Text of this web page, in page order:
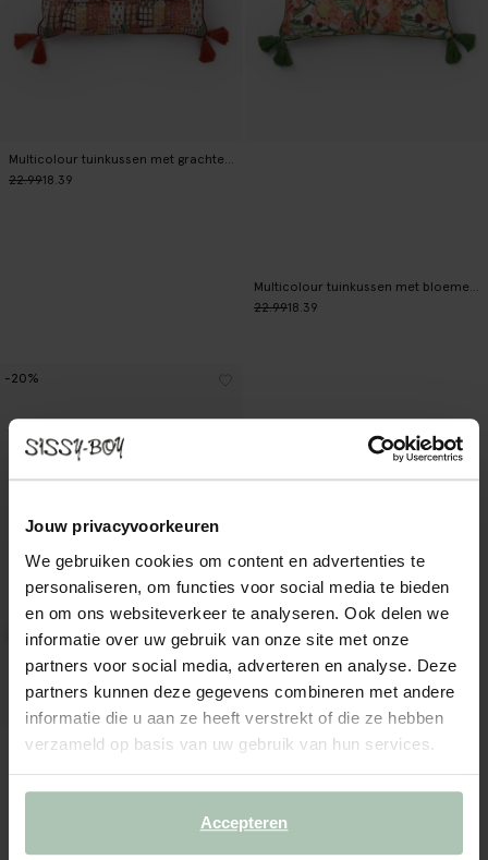
Jouw privacyvoorkeuren
We gebruiken cookies om content en advertenties te
personaliseren, om functies voor social media te bieden
en om ons websiteverkeer te analyseren. Ook delen we
informatie over uw gebruik van onze site met onze
partners voor social media, adverteren en analyse. Deze
partners kunnen deze gegevens combineren met andere
informatie die u aan ze heeft verstrekt of die ze hebben
verzameld op basis van uw gebruik van hun services.
Accepteren
22.9918.39
22.9918.39
-20%